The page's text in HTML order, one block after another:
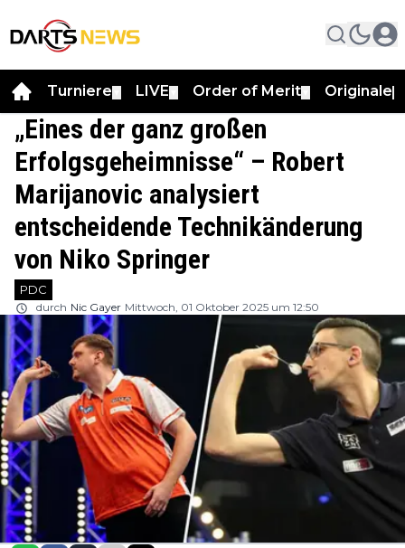
Turniere LIVE Order of Merit Originale
„Eines der ganz großen
Erfolgsgeheimnisse“ – Robert
Marijanovic analysiert
entscheidende Technikänderung
von Niko Springer
PDC
durch Nic Gayer Mittwoch, 01 Oktober 2025 um 12:50